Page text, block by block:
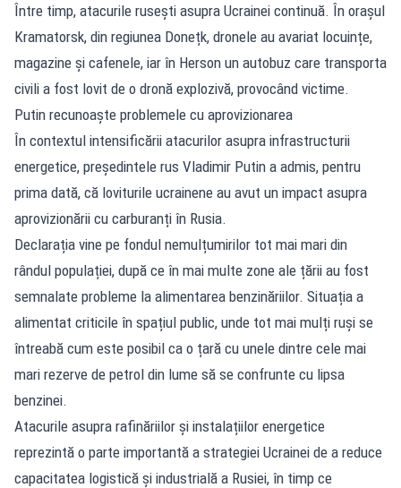
Între timp, atacurile rusești asupra Ucrainei continuă. În orașul
Kramatorsk, din regiunea Donețk, dronele au avariat locuințe,
magazine și cafenele, iar în Herson un autobuz care transporta
civili a fost lovit de o dronă explozivă, provocând victime.
Putin recunoaște problemele cu aprovizionarea
În contextul intensificării atacurilor asupra infrastructurii
energetice, președintele rus Vladimir Putin a admis, pentru
prima dată, că loviturile ucrainene au avut un impact asupra
aprovizionării cu carburanți în Rusia.
Declarația vine pe fondul nemulțumirilor tot mai mari din
rândul populației, după ce în mai multe zone ale țării au fost
semnalate probleme la alimentarea benzinăriilor. Situația a
alimentat criticile în spațiul public, unde tot mai mulți ruși se
întreabă cum este posibil ca o țară cu unele dintre cele mai
mari rezerve de petrol din lume să se confrunte cu lipsa
benzinei.
Atacurile asupra rafinăriilor și instalațiilor energetice
reprezintă o parte importantă a strategiei Ucrainei de a reduce
capacitatea logistică și industrială a Rusiei, în timp ce